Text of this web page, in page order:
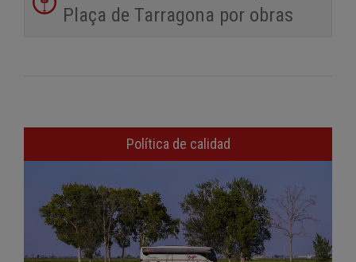
Plaça de Tarragona por obras
Política de calidad